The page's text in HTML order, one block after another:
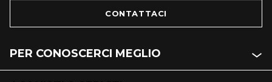
CONTATTACI
PER CONOSCERCI MEGLIO